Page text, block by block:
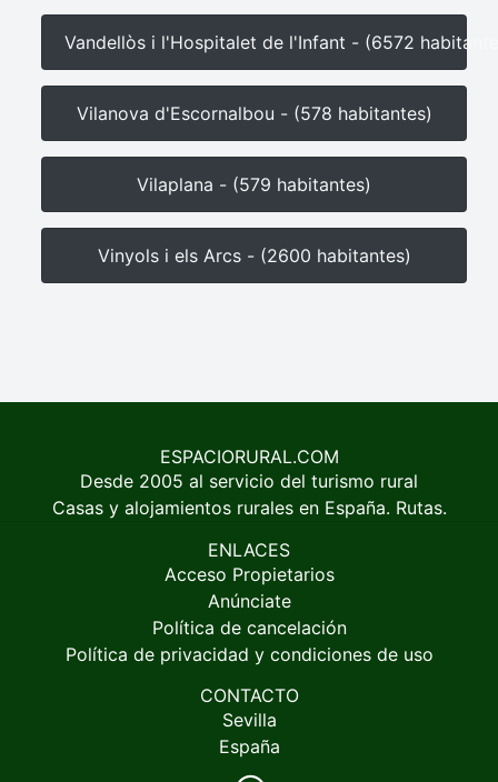
Vandellòs i l'Hospitalet de l'Infant - (6572
Vilanova d'Escornalbou - (578 habitantes)
Vilaplana - (579 habitantes)
Vinyols i els Arcs - (2600 habitantes)
ESPACIORURAL.COM
Desde 2005 al servicio del turismo rural
Casas y alojamientos rurales en España. Rutas.
ENLACES
Acceso Propietarios
Anúnciate
Política de cancelación
Política de privacidad y condiciones de uso
CONTACTO
Sevilla
España